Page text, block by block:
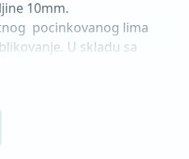
10mm.
pocinkovanog lima
U skladu sa